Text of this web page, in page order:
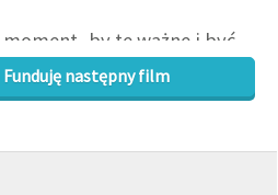
moment, by te ważne i być
sprawy
sobie w głowie.
z prof. Krzysztofem
Funduję następny film